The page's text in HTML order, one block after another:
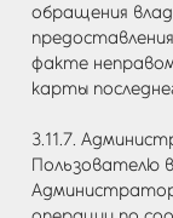
обращения
факте
карты
3.11.7.
Пользователю